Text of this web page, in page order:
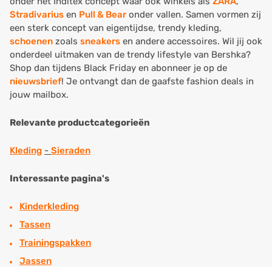
Stradivarius en Pull & Bear onder vallen. Samen vormen zij
een sterk concept van eigentijdse, trendy kleding,
schoenen zoals sneakers en andere accessoires. Wil jij ook
onderdeel uitmaken van de trendy lifestyle van Bershka?
Shop dan tijdens Black Friday en abonneer je op de
nieuwsbrief! Je ontvangt dan de gaafste fashion deals in
jouw mailbox.
Relevante productcategorieën
Kleding - Sieraden
Interessante pagina's
Kinderkleding
Tassen
Trainingspakken
Jassen